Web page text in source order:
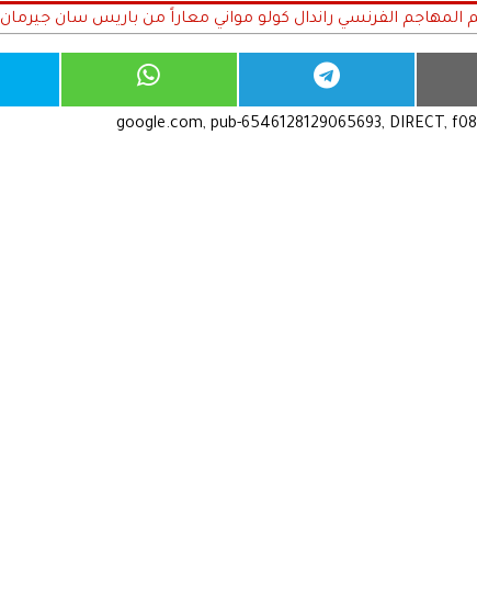
المهاجم الفرنسي راندال كولو مواني معاراً من باريس سان جيرمان
google.com, pub-6546128129065693, DIRECT,